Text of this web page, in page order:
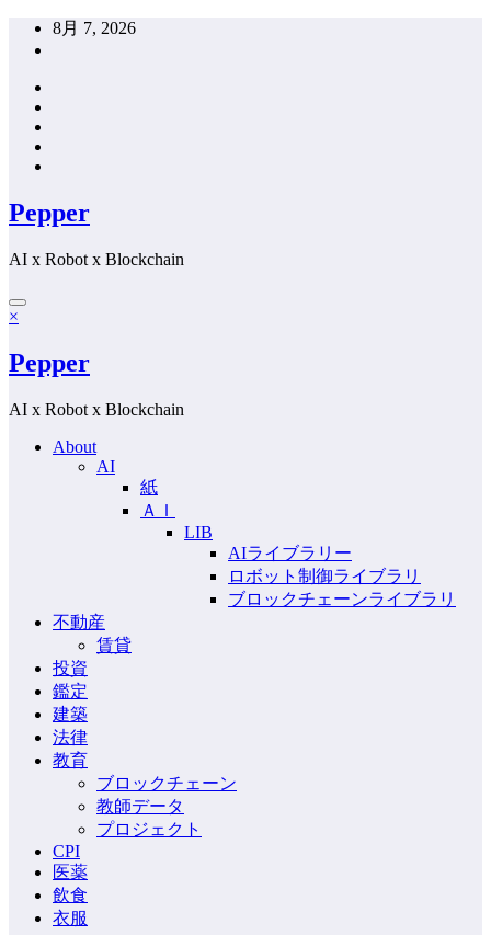
ッ
8月 7, 2026
Pepper
AI x Robot x Blockchain
×
Pepper
AI x Robot x Blockchain
About
AI
紙
ＡＩ
LIB
AIライブラリー
ロボット制御ライブラリ
ブロックチェーンライブラリ
不動産
賃貸
投資
鑑定
建築
法律
教育
ブロックチェーン
教師データ
プロジェクト
CPI
医薬
飲食
衣服